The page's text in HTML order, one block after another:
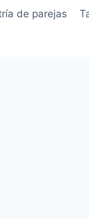
de parejas